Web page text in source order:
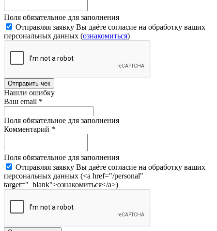
Поля обязательное для заполнения
Отправляя заявку Вы даёте согласие на обработку ваших
персональных данных (ознакомиться)
Отправить чек
Нашли ошибку
Ваш email *
Поля обязательное для заполнения
Комментарий *
Поля обязательное для заполнения
Отправляя заявку Вы даёте согласие на обработку ваших
персональных данных (<a href="/personal"
target="_blank">ознакомиться</a>)